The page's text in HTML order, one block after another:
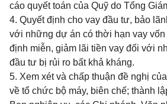
cáo quyết toán của Quỹ do Tổng
4. Quyết định cho vay đầu tư, bảo
với những dự án có thời hạn vay vốn
định miễn, giảm lãi tiền vay đối với
đầu tư bị rủi ro bất khả kháng.
5. Xem xét và chấp thuận đề nghị
về tổ chức bộ máy, biên chế; thành